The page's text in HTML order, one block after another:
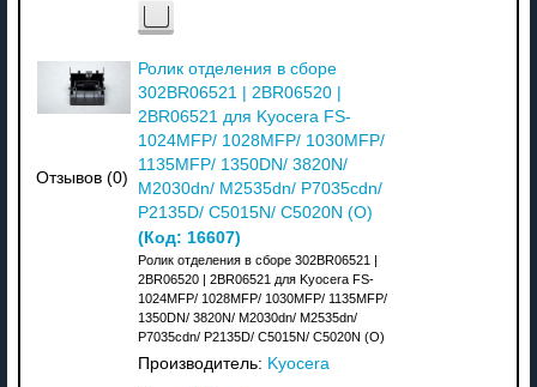
Отзывов (0)
Ролик отделения в сборе
302BR06521 | 2BR06520 |
2BR06521 для Kyocera FS-
1024MFP/ 1028MFP/ 1030MFP/
1135MFP/ 1350DN/ 3820N/
M2030dn/ M2535dn/ P7035cdn/
P2135D/ C5015N/ C5020N (О)
(Код: 16607)
Ролик отделения в сборе 302BR06521 |
2BR06520 | 2BR06521 для Kyocera FS-
1024MFP/ 1028MFP/ 1030MFP/ 1135MFP/
1350DN/ 3820N/ M2030dn/ M2535dn/
P7035cdn/ P2135D/ C5015N/ C5020N (О)
Производитель: Kyocera